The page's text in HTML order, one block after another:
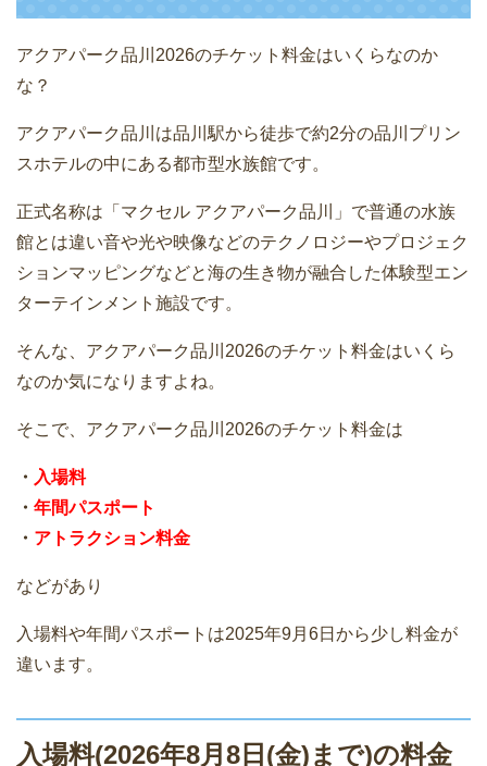
アクアパーク品川2026のチケット料金はいくらなのか
な？
アクアパーク品川は品川駅から徒歩で約2分の品川プリン
スホテルの中にある都市型水族館です。
正式名称は「マクセル アクアパーク品川」で普通の水族
館とは違い音や光や映像などのテクノロジーやプロジェク
ションマッピングなどと海の生き物が融合した体験型エン
ターテインメント施設です。
そんな、アクアパーク品川2026のチケット料金はいくら
なのか気になりますよね。
そこで、アクアパーク品川2026のチケット料金は
・ 入場料
・ 年間パスポート
・ アトラクション料金
などがあり
入場料や年間パスポートは2025年9月6日から少し料金が
違います。
入場料(2026年8月8日(金)まで)の料金